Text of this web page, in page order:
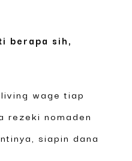
berapa sih,
wage tiap
rezeki nomaden
siapin dana